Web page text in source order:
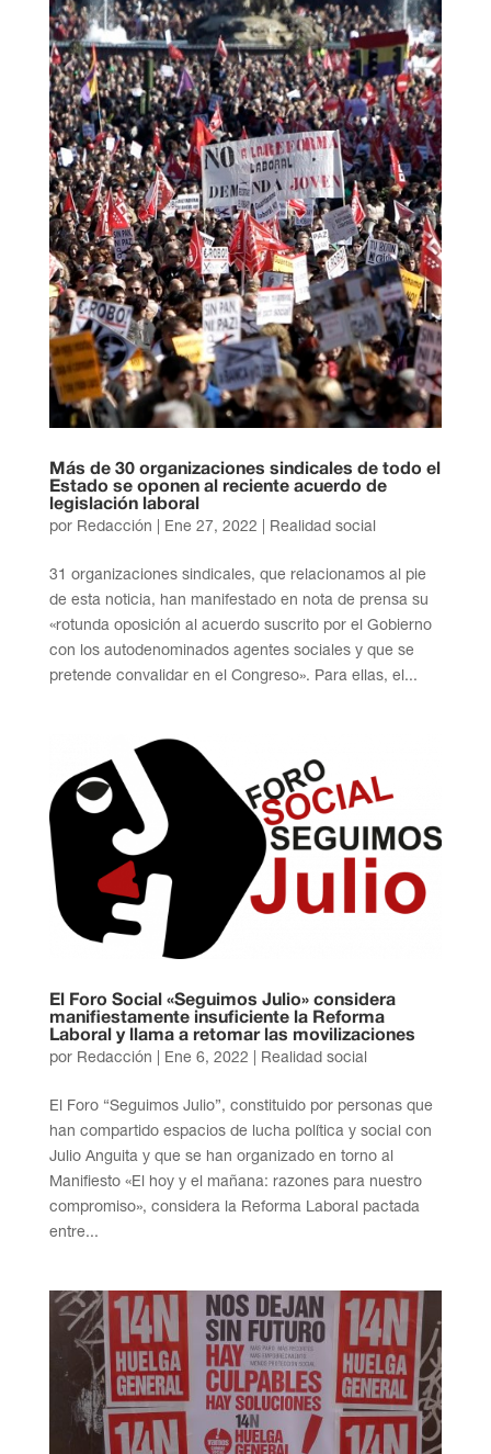
Más de 30 organizaciones sindicales de todo el
Estado se oponen al reciente acuerdo de
legislación laboral
por Redacción Ene 27, 2022 Realidad social
31 organizaciones sindicales, que relacionamos al pie
de esta noticia, han manifestado en nota de prensa su
«rotunda oposición al acuerdo suscrito por el Gobierno
con los autodenominados agentes sociales y que se
pretende convalidar en el Congreso». Para ellas, el...
El Foro Social «Seguimos Julio» considera
manifiestamente insuficiente la Reforma
Laboral y llama a retomar las movilizaciones
por Redacción Ene 6, 2022 Realidad social
El Foro “Seguimos Julio”, constituido por personas que
han compartido espacios de lucha política y social con
Julio Anguita y que se han organizado en torno al
Manifiesto «El hoy y el mañana: razones para nuestro
compromiso», considera la Reforma Laboral pactada
entre...